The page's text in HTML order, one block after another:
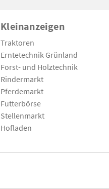
Kleinanzeigen
Traktoren
Erntetechnik Grünland
Forst- und Holztechnik
Rindermarkt
Pferdemarkt
Futterbörse
Stellenmarkt
Hofladen